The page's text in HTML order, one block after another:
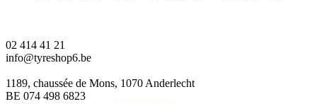
02 414 41 21
info@tyreshop6.be
1189, chaussée de Mons, 1070 Anderlecht
BE 074 498 6823